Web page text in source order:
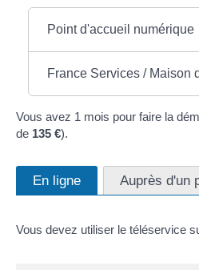
Point d'accueil numérique
France Services / Maison
Vous avez 1 mois pour faire la
de 135 €).
En ligne Auprès d'un
Vous devez utiliser le téléservice